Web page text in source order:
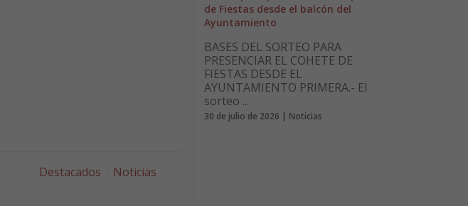
Destacados Noticias
de Fiestas desde el balcón del
Ayuntamiento
BASES DEL SORTEO PARA
PRESENCIAR EL COHETE DE
FIESTAS DESDE EL
AYUNTAMIENTO PRIMERA.- El
sorteo ...
30 de julio de 2026 | Noticias